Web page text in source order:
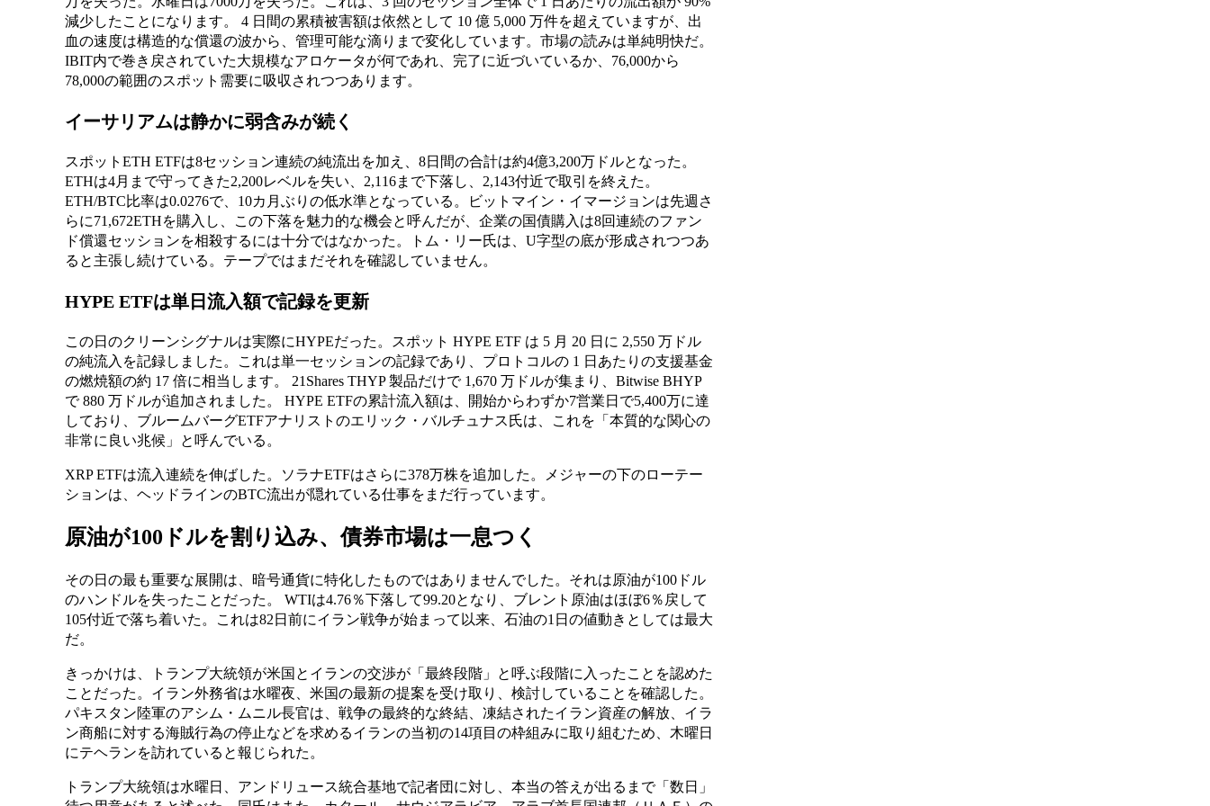
減少したことになります。 4 日間の累積被害額は依然として 10 億 5,000 万件を超えていますが、出
血の速度は構造的な償還の波から、管理可能な滴りまで変化しています。市場の読みは単純明快だ。
IBIT内で巻き戻されていた大規模なアロケータが何であれ、完了に近づいているか、76,000から
78,000の範囲のスポット需要に吸収されつつあります。
イーサリアムは静かに弱含みが続く
スポットETH ETFは8セッション連続の純流出を加え、8日間の合計は約4億3,200万ドルとなった。
ETHは4月まで守ってきた2,200レベルを失い、2,116まで下落し、2,143付近で取引を終えた。
ETH/BTC比率は0.0276で、10カ月ぶりの低水準となっている。ビットマイン・イマージョンは先週さ
らに71,672ETHを購入し、この下落を魅力的な機会と呼んだが、企業の国債購入は8回連続のファン
ド償還セッションを相殺するには十分ではなかった。トム・リー氏は、U字型の底が形成されつつあ
ると主張し続けている。テープではまだそれを確認していません。
HYPE ETFは単日流入額で記録を更新
この日のクリーンシグナルは実際にHYPEだった。スポット HYPE ETF は 5 月 20 日に 2,550 万ドル
の純流入を記録しました。これは単一セッションの記録であり、プロトコルの 1 日あたりの支援基金
の燃焼額の約 17 倍に相当します。 21Shares THYP 製品だけで 1,670 万ドルが集まり、Bitwise BHYP
で 880 万ドルが追加されました。 HYPE ETFの累計流入額は、開始からわずか7営業日で5,400万に達
しており、ブルームバーグETFアナリストのエリック・バルチュナス氏は、これを「本質的な関心の
非常に良い兆候」と呼んでいる。
XRP ETFは流入連続を伸ばした。ソラナETFはさらに378万株を追加した。メジャーの下のローテー
ションは、ヘッドラインのBTC流出が隠れている仕事をまだ行っています。
原油が100ドルを割り込み、債券市場は一息つく
その日の最も重要な展開は、暗号通貨に特化したものではありませんでした。それは原油が100ドル
のハンドルを失ったことだった。 WTIは4.76％下落して99.20となり、ブレント原油はほぼ6％戻して
105付近で落ち着いた。これは82日前にイラン戦争が始まって以来、石油の1日の値動きとしては最大
だ。
きっかけは、トランプ大統領が米国とイランの交渉が「最終段階」と呼ぶ段階に入ったことを認めた
ことだった。イラン外務省は水曜夜、米国の最新の提案を受け取り、検討していることを確認した。
パキスタン陸軍のアシム・ムニル長官は、戦争の最終的な終結、凍結されたイラン資産の解放、イラ
ン商船に対する海賊行為の停止などを求めるイランの当初の14項目の枠組みに取り組むため、木曜日
にテヘランを訪れていると報じられた。
トランプ大統領は水曜日、アンドリュース統合基地で記者団に対し、本当の答えが出るまで「数日」